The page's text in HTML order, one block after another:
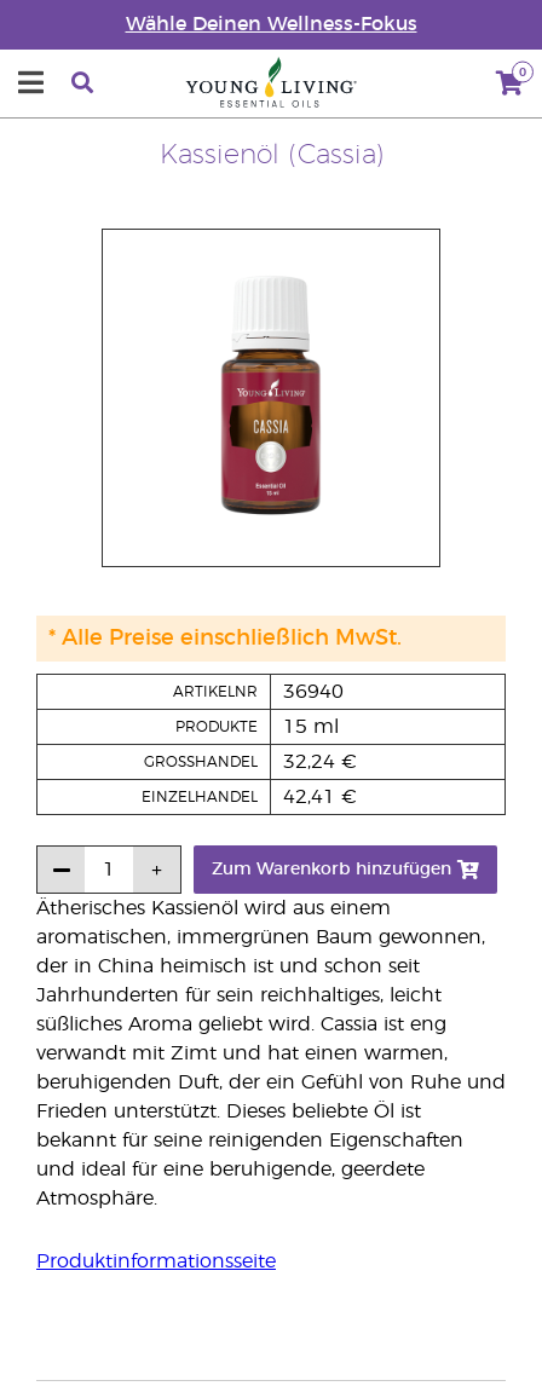
Wähle Deinen Wellness-Fokus
0
Kassienöl (Cassia)
Ätherisches Kassienöl wird aus einem
aromatischen, immergrünen Baum gewonnen,
der in China heimisch ist und schon seit
Jahrhunderten für sein reichhaltiges, leicht
süßliches Aroma geliebt wird. Cassia ist eng
verwandt mit Zimt und hat einen warmen,
beruhigenden Duft, der ein Gefühl von Ruhe und
Frieden unterstützt. Dieses beliebte Öl ist
bekannt für seine reinigenden Eigenschaften
und ideal für eine beruhigende, geerdete
Atmosphäre.
Produktinformationsseite
ARTIKELNR 36940
PRODUKTE 15 ml
GROSSHANDEL 32,24 €
EINZELHANDEL 42,41 €
Zum Warenkorb hinzufügen
* Alle Preise einschließlich MwSt.